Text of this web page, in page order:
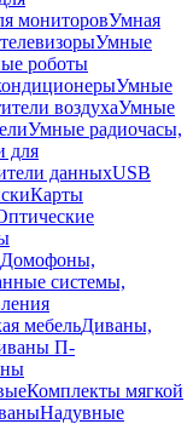
мониторовУмная
Умные
роботы
Умные
воздухаУмные
Умные радиочасы,
для
данныхUSB
Карты
Домофоны,
системы,
мебельДиваны,
П-
Комплекты мягкой
Надувные